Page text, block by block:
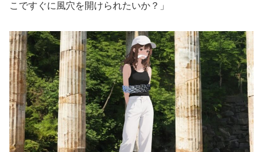
こですぐに風穴を開けられたいか？」